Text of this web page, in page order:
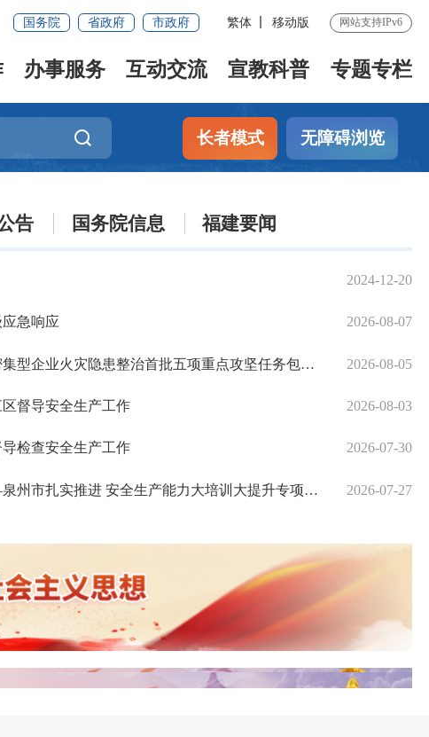
国务院 省政府 市政府 繁体 移动版 网站支持IPv6
办事服务 互动交流 宣教科普 专题专栏
长者模式 无障碍浏览
泉州市应急管理局召开工贸行业春节后 复工复产安全生产部署会 我
告 国务院信息 福建要闻
2024-12-20
急响应 2026-08-07
企业火灾隐患整治首批五项重点攻坚任务包片督导工作 2026-08-05
督导安全生产工作 2026-08-03
检查安全生产工作 2026-07-30
市扎实推进 安全生产能力大培训大提升专项工作 2026-07-27